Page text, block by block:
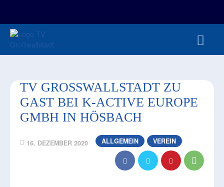
TV GROSSWALLSTADT ZU G
AST BEI K-ACTIVE EUROPE G
MBH IN HÖSBACH
16. DEZEMBER 2020 ALLGEMEIN VEREIN